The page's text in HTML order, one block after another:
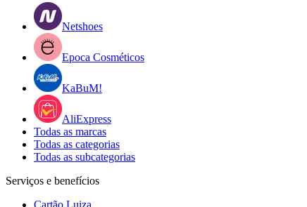
Netshoes
Epoca Cosméticos
KaBuM!
AliExpress
Todas as marcas
Todas as categorias
Todas as subcategorias
Serviços e benefícios
Cartão Luiza